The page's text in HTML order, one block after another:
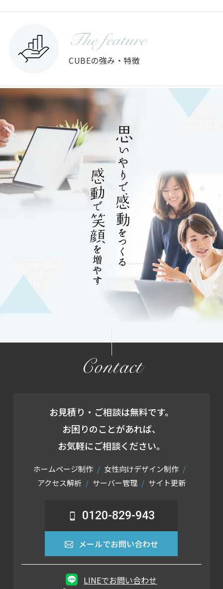
The feature
CUBEの強み・特徴
Contact
お見積り・ご相談は無料です。
お困りのことがあれば、
お気軽にご相談ください。
ホームページ制作
女性向けデザイン制作
アクセス解析
サーバー管理 サイト更新
0120-829-943
メールでお問い合わせ
LINEでお問い合わせ